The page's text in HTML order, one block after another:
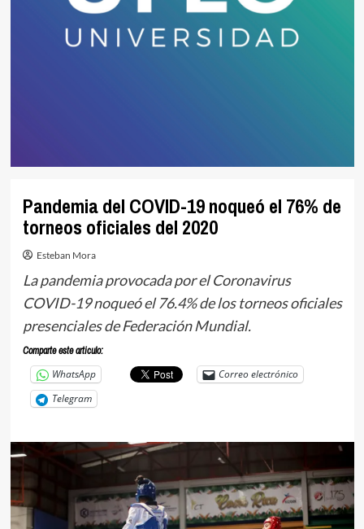
Pandemia del COVID-19 noqueó el 76% de
torneos oficiales del 2020
Esteban Mora
La pandemia provocada por el Coronavirus
COVID-19 noqueó el 76.4% de los torneos oficiales
presenciales de Federación Mundial.
Comparte este articulo:
WhatsApp
Correo electrónico
Telegram